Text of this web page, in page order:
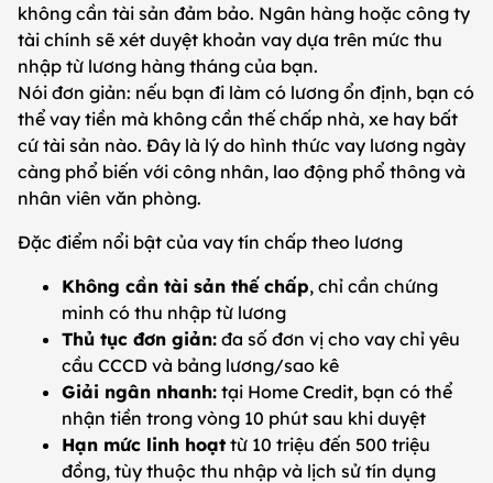
không cần tài sản đảm bảo. Ngân hàng hoặc công ty
tài chính sẽ xét duyệt khoản vay dựa trên mức thu
nhập từ lương hàng tháng của bạn.
Nói đơn giản: nếu bạn đi làm có lương ổn định, bạn có
thể vay tiền mà không cần thế chấp nhà, xe hay bất
cứ tài sản nào. Đây là lý do hình thức vay lương ngày
càng phổ biến với công nhân, lao động phổ thông và
nhân viên văn phòng.
Đặc điểm nổi bật của vay tín chấp theo lương
Không cần tài sản thế chấp, chỉ cần chứng
minh có thu nhập từ lương
Thủ tục đơn giản: đa số đơn vị cho vay chỉ yêu
cầu CCCD và bảng lương/sao kê
Giải ngân nhanh: tại Home Credit, bạn có thể
nhận tiền trong vòng 10 phút sau khi duyệt
Hạn mức linh hoạt từ 10 triệu đến 500 triệu
đồng, tùy thuộc thu nhập và lịch sử tín dụng